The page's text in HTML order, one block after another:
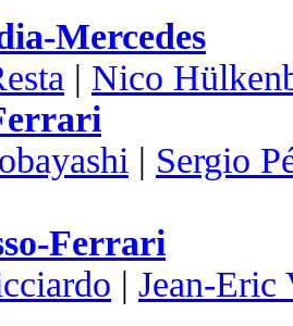
Mercedes
| Nico
| Sergio
Ferrari
| Jean-Eric